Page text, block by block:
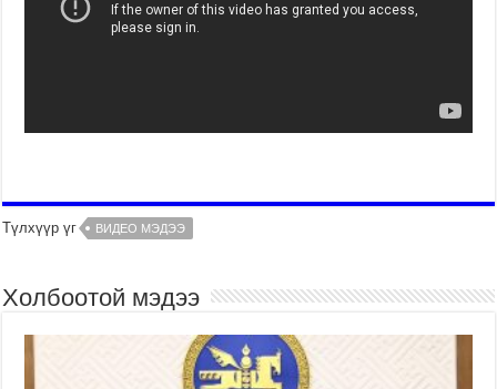
Түлхүүр үг ВИДЕО МЭДЭЭ
Холбоотой мэдээ